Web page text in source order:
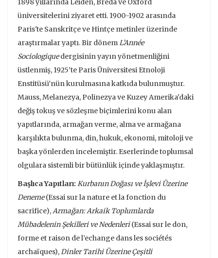
üniversitelerini ziyaret etti. 1900-1902 arasında
Paris'te Sanskritçe ve Hintçe metinler üzerinde
araştırmalar yaptı. Bir dönem L’Année
Sociologiquedergisinin yayın yönetmenliğini
üstlenmiş, 1925’te Paris Üniversitesi Etnoloji
Enstitüsü’nün kurulmasına katkıda bulunmuştur.
Mauss, Melanezya, Polinezya ve Kuzey Amerika'daki
değiş tokuş ve sözleşme biçimlerini konu alan
yapıtlarında, armağan verme, alma ve armağana
karşılıkta bulunma, din, hukuk, ekonomi, mitoloji ve
başka yönlerden incelemiştir. Eserlerinde toplumsal
olgulara sistemli bir bütünlük içinde yaklaşmıştır.
Başlıca Yapıtları: Kurbanın Doğası ve İşlevi Üzerine
Deneme(Essai sur la nature et la fonction du
sacrifice), Armağan: Arkaik Toplumlarda
Mübadelenin Şekilleri ve Nedenleri(Essai sur le don,
forme et raison de l’echange dans les sociétés
archaïques), Dinler Tarihi Üzerine Çeşitli